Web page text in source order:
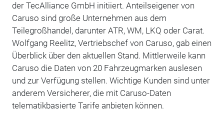
der TecAlliance GmbH initiiert. Anteilseigener von
Caruso sind große Unternehmen aus dem
Teilegroßhandel, darunter ATR, WM, LKQ oder Carat.
Wolfgang Reelitz, Vertriebschef von Caruso, gab einen
Überblick über den aktuellen Stand. Mittlerweile kann
Caruso die Daten von 20 Fahrzeugmarken auslesen
und zur Verfügung stellen. Wichtige Kunden sind unter
anderem Versicherer, die mit Caruso-Daten
telematikbasierte Tarife anbieten können.